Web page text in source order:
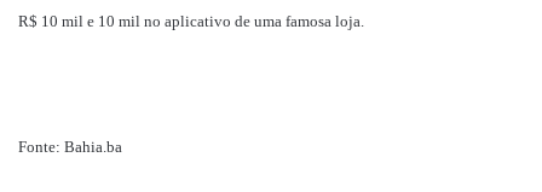
R$ 10 mil e 10 mil no aplicativo de uma famosa loja.
Fonte: Bahia.ba